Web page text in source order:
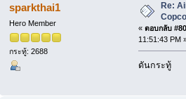
sparkthai1
Hero Member
กระทู้: 2688
Re:
Copco
« ตอบกลับ
11:51:43 PM
ดันกระทู้